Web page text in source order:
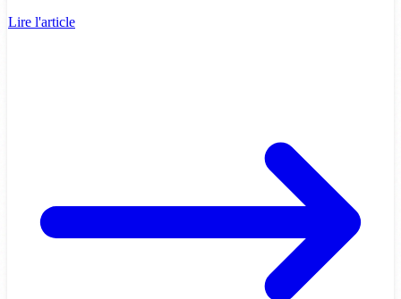
Lire l'article